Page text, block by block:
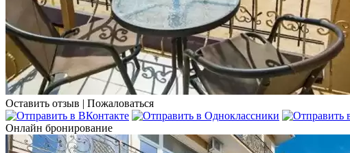
Оставить отзыв | Пожаловаться
Онлайн бронирование